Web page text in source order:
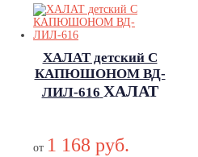
ХАЛАТ детский С
КАПЮШОНОМ ВД-
ЛИЛ-616 ХАЛАТ
ВД-ЛИЛ-616
от 1 168 руб.